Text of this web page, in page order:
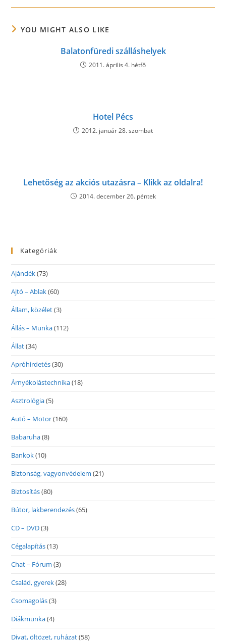
new new new
YOU MIGHT ALSO LIKE
Balatonfüredi szálláshelyek
2011. április 4. hétfő
Hotel Pécs
2012. január 28. szombat
Lehetőség az akciós utazásra – Klikk az oldalra!
2014. december 26. péntek
Kategóriák
Ajándék(73)
Ajtó – Ablak(60)
Állam, közélet(3)
Állás – Munka(112)
Állat(34)
Apróhirdetés(30)
Árnyékolástechnika(18)
Asztrológia(5)
Autó – Motor(160)
Babaruha(8)
Bankok(10)
Biztonság, vagyonvédelem (21)
Biztosítás(80)
Bútor, lakberendezés(65)
CD – DVD(3)
Cégalapítás(13)
Chat – Fórum (3)
Család, gyerek(28)
Csomagolás(3)
Diákmunka(4)
Divat, öltözet, ruházat(58)